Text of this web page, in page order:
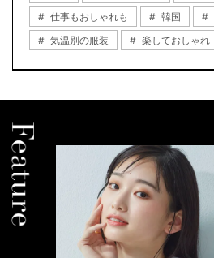
仕事もおしゃれも
韓国
気温別の服装
楽しておしゃれ